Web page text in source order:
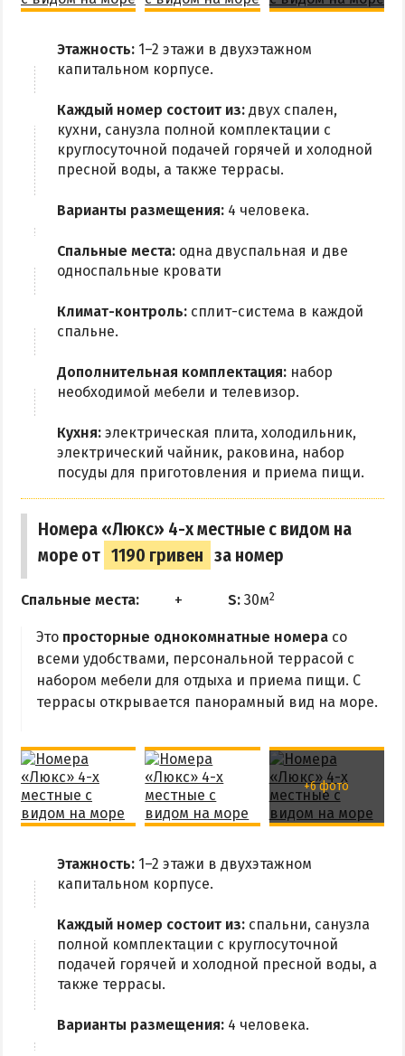
Отдых в мае и на майские
Отдых зимой и в межсезонье
Недорогой отдых
Отдых с бассейном
Отдых на набережной
Квартиры посуточно
Этажность: 1–2 этажи в двухэтажном
капитальном корпусе.
Каждый номер состоит из: двух спален,
кухни, санузла полной комплектации с
круглосуточной подачей горячей и холодной
пресной воды, а также террасы.
Варианты размещения: 4 человека.
Спальные места: одна двуспальная и две
односпальные кровати
Климат-контроль: сплит-система в каждой
спальне.
Дополнительная комплектация: набор
необходимой мебели и телевизор.
Кухня: электрическая плита, холодильник,
электрический чайник, раковина, набор
посуды для приготовления и приема пищи.
Номера «Люкс» 4-х местные с видом на
море от 1190 гривен за номер
Спальные места: S: 30м2
Это просторные однокомнатные номера со
всеми удобствами, персональной террасой с
набором мебели для отдыха и приема пищи. С
террасы открывается панорамный вид на море.
+6 фото
Этажность: 1–2 этажи в двухэтажном
капитальном корпусе.
Каждый номер состоит из: спальни, санузла
полной комплектации с круглосуточной
подачей горячей и холодной пресной воды, а
также террасы.
Варианты размещения: 4 человека.